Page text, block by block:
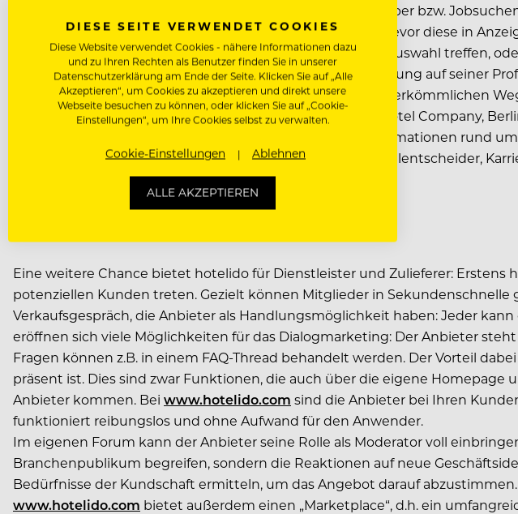
Sehr attraktiv ist diese Selbstdarstellung sowohl für Bewerber bzw.
Arbeitgeber, erfahren möglicherweise von freien Stellen, bevor diese in
Kandidaten ein erstes Bild machen und bequem eine Vorauswahl treffen,
aus ansprechen. Mit einer gut durchdachten Selbstdarstellung auf seiner
werden und schneller zum Zuge zu kommen als auf den herkömmlichen
Hotelido-Mitglieder wie Stefan Ludwig (The Ritz-Carlton Hotel Company,
„Wir schaffen Plattformen für die wirklich essentiellen Informationen rund
Nachwuchskräfte gleichermaßen willkommen wie Personalentscheider,
internationalen Riege der Hotellerie.“
Eine weitere Chance bietet hotelido für Dienstleister und Zulieferer:
potenziellen Kunden treten. Gezielt können Mitglieder in
Verkaufsgespräch, die Anbieter als Handlungsmöglichkeit haben: Jeder
eröffnen sich viele Möglichkeiten für das Dialogmarketing: Der Anbieter
Fragen können z.B. in einem FAQ-Thread behandelt werden. Der Vorteil
präsent ist. Dies sind zwar Funktionen, die auch über die eigene
Anbieter kommen. Bei www.hotelido.com sind die Anbieter bei Ihren
funktioniert reibungslos und ohne Aufwand für den Anwender.
Im eigenen Forum kann der Anbieter seine Rolle als Moderator voll
Branchenpublikum begreifen, sondern die Reaktionen auf neue
Bedürfnisse der Kundschaft ermitteln, um das Angebot darauf abzustimmen.
www.hotelido.com bietet außerdem einen „Marketplace“, d.h. ein
DIESE SEITE VERWENDET COOKIES
Diese Website verwendet Cookies - nähere Informationen dazu
und zu Ihren Rechten als Benutzer finden Sie in unserer
Datenschutzerklärung am Ende der Seite. Klicken Sie auf „Alle
Akzeptieren“, um Cookies zu akzeptieren und direkt unsere
Webseite besuchen zu können, oder klicken Sie auf „Cookie-
Einstellungen“, um Ihre Cookies selbst zu verwalten.
Cookie-Einstellungen Ablehnen
ALLE AKZEPTIEREN